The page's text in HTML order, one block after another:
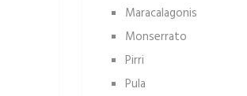
Maracalagonis
Monserrato
Pirri
Pula